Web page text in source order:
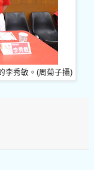
李秀敏。(周菊子攝)